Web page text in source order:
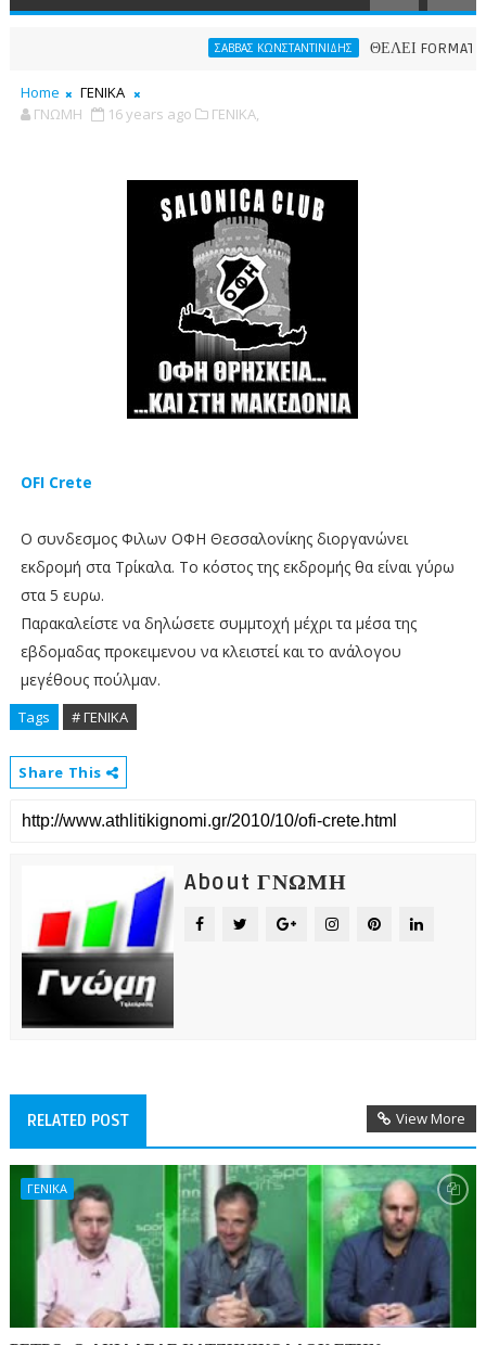
ΣΑΒΒΑΣ ΚΩΝΣΤΑΝΤΙΝΙΔΗΣ ΘΕΛΕΙ FORMAT O ΑΡΗΣ
Home
ΓΕΝΙΚΑ
ΓΝΩΜΗ
16 years ago ΓΕΝΙΚΑ,
OFI Crete
Ο συνδεσμος Φιλων ΟΦΗ Θεσσαλονίκης διοργανώνει
εκδρομή στα Τρίκαλα. Το κόστος της εκδρομής θα είναι γύρω
στα 5 ευρω.
Παρακαλείστε να δηλώσετε συμμτοχή μέχρι τα μέσα της
εβδομαδας προκειμενου να κλειστεί και το ανάλογου
μεγέθους πούλμαν.
Tags # ΓΕΝΙΚΑ
Share This
About ΓΝΩΜΗ
RELATED POST View More
ΓΕΝΙΚΑ